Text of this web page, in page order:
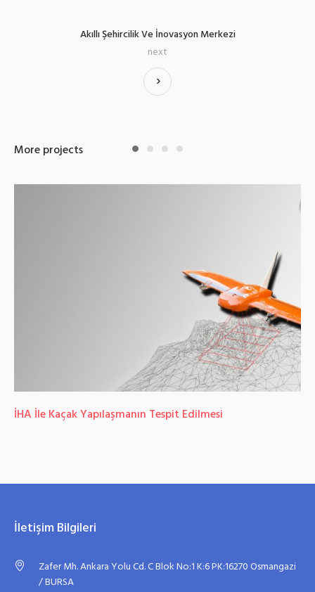
Akıllı Şehircilik Ve İnovasyon Merkezi
next
More projects
İHA İle Kaçak Yapılaşmanın Tespit Edilmesi
İletişim Bilgileri
Zafer Mh. Ankara Yolu Cd. C Blok No:1 K:6 PK:16270 Osmangazi
/ BURSA